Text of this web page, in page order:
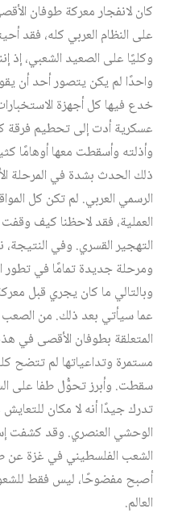
كان لانفجار معركة طوفان
على النظام العربي كله، فقد
وكليًا على الصعيد الشعبي، إذ
واحدًا لم يكن يتصور أحد أن
خدع فيها كل أجهزة
عسكرية أدت إلى تحطيم فرقة
وأذلته وأسقطت معها أوهامًا
ذلك الحدث بشدة في المرحلة
الرسمي العربي. لم تكن كل
العملية، فقد لاحظنا كيف
التهجير القسري. وفي النتيجة،
ومرحلة جديدة تمامًا في تطور
وبالتالي ما كان يجري قبل
عما سيأتي بعد ذلك. من
المتعلقة بطوفان الأقصى في
مستمرة وتداعياتها لم تتضح
سقطت. وأبرز تحوُّل طفا على
تدرك جيدًا أنه لا مكان
الوحشي العنصري. وقد كشفت
الشعب الفلسطيني في غزة عن
أصبح مفضوحًا، ليس فقط
العالم.